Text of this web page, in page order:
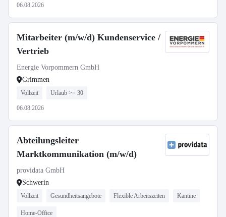
06.08.2026
Mitarbeiter (m/w/d) Kundenservice /
Vertrieb
Energie Vorpommern GmbH
Grimmen
Vollzeit Urlaub >= 30
06.08.2026
Abteilungsleiter
Marktkommunikation (m/w/d)
providata GmbH
Schwerin
Vollzeit Gesundheitsangebote Flexible Arbeitszeiten Kantine
Home-Office